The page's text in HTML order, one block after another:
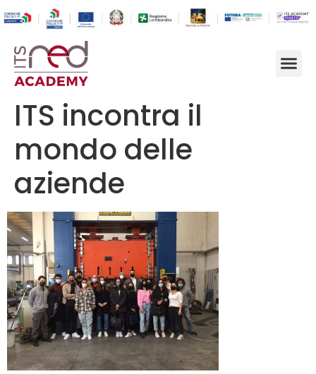
ITS incontra il
mondo delle
aziende